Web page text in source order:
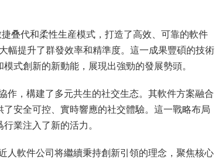
叠代和柔性生産模式，打造了高效、可靠的軟件
幅提升了群發效率和精準度。這一成果豐碩的技術
式創新的新動能，展現出強勁的發展勢頭。
，構建了多元共生的社交生态。其軟件方案融合
安全可控、實時響應的社交體驗。這一戰略布局
業注入了新的活力。
人軟件公司将繼續秉持創新引領的理念，聚焦核心